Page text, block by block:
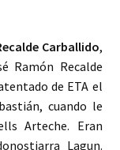
Carballido,
Ramón Recalde
de ETA el
cuando le
Arteche. Eran
Lagun.